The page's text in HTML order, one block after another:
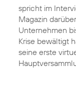
spricht im
Magazin
Unternehmen
Krise bewältigt
seine erste